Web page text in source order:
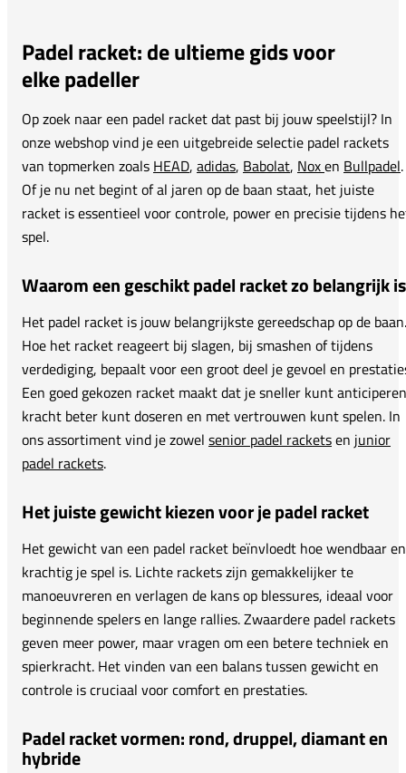
Padel racket: de ultieme gids voor
elke padeller
Op zoek naar een padel racket dat past bij jouw speelstijl? In
onze webshop vind je een uitgebreide selectie padel rackets
van topmerken zoals HEAD, adidas, Babolat, Noxen Bullpadel.
Of je nu net begint of al jaren op de baan staat, het juiste
racket is essentieel voor controle, power en precisie tijdens
spel.
Waarom een geschikt padel racket zo belangrijk is
Het padel racket is jouw belangrijkste gereedschap op de baan.
Hoe het racket reageert bij slagen, bij smashen of tijdens
verdediging, bepaalt voor een groot deel je gevoel en
Een goed gekozen racket maakt dat je sneller kunt
kracht beter kunt doseren en met vertrouwen kunt spelen. In
ons assortiment vind je zowel senior padel racketsen junior
padel rackets.
Het juiste gewicht kiezen voor je padel racket
Het gewicht van een padel racket beïnvloedt hoe wendbaar en
krachtig je spel is. Lichte rackets zijn gemakkelijker te
manoeuvreren en verlagen de kans op blessures, ideaal voor
beginnende spelers en lange rallies. Zwaardere padel rackets
geven meer power, maar vragen om een betere techniek en
spierkracht. Het vinden van een balans tussen gewicht en
controle is cruciaal voor comfort en prestaties.
Padel racket vormen: rond, druppel, diamant en
hybride